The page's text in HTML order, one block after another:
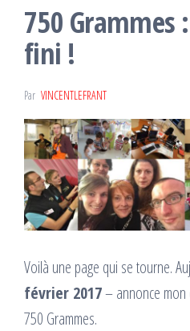
750 Grammes
fini !
Par VINCENTLEFRANT
Voilà une page qui se tourne.
février 2017– annonce mon
750 Grammes.